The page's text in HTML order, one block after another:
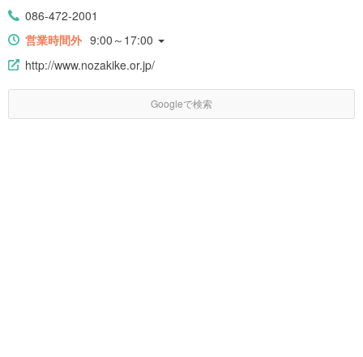
086-472-2001
営業時間外 9:00～17:00
http://www.nozakike.or.jp/
Googleで検索